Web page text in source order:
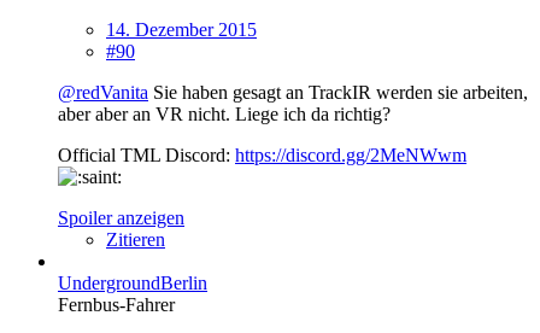
14. Dezember 2015
#90
@redVanita Sie haben gesagt an TrackIR werden sie arbeiten,
aber aber an VR nicht. Liege ich da richtig?
Official TML Discord: https://discord.gg/2MeNWwm
Spoiler anzeigen
Zitieren
UndergroundBerlin
Fernbus-Fahrer